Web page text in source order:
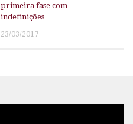
primeira fase com
indefinições
23/03/2017